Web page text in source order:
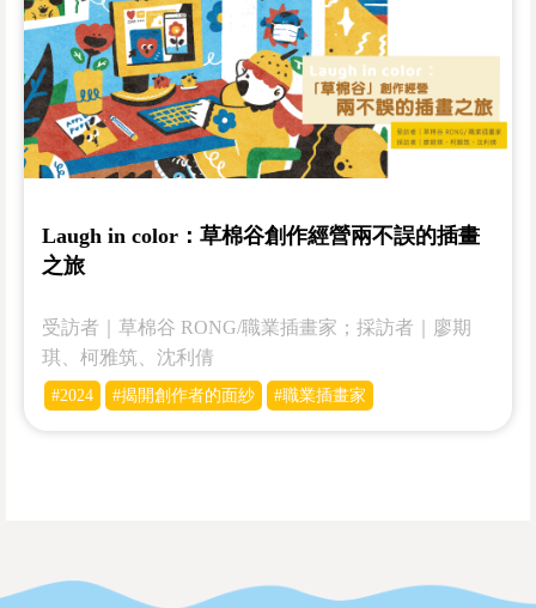
Laugh in color：草棉谷創作經營兩不誤的插畫
之旅
受訪者｜草棉谷 RONG/職業插畫家；採訪者｜廖期
琪、柯雅筑、沈利倩
#2024 #揭開創作者的面紗 #職業插畫家